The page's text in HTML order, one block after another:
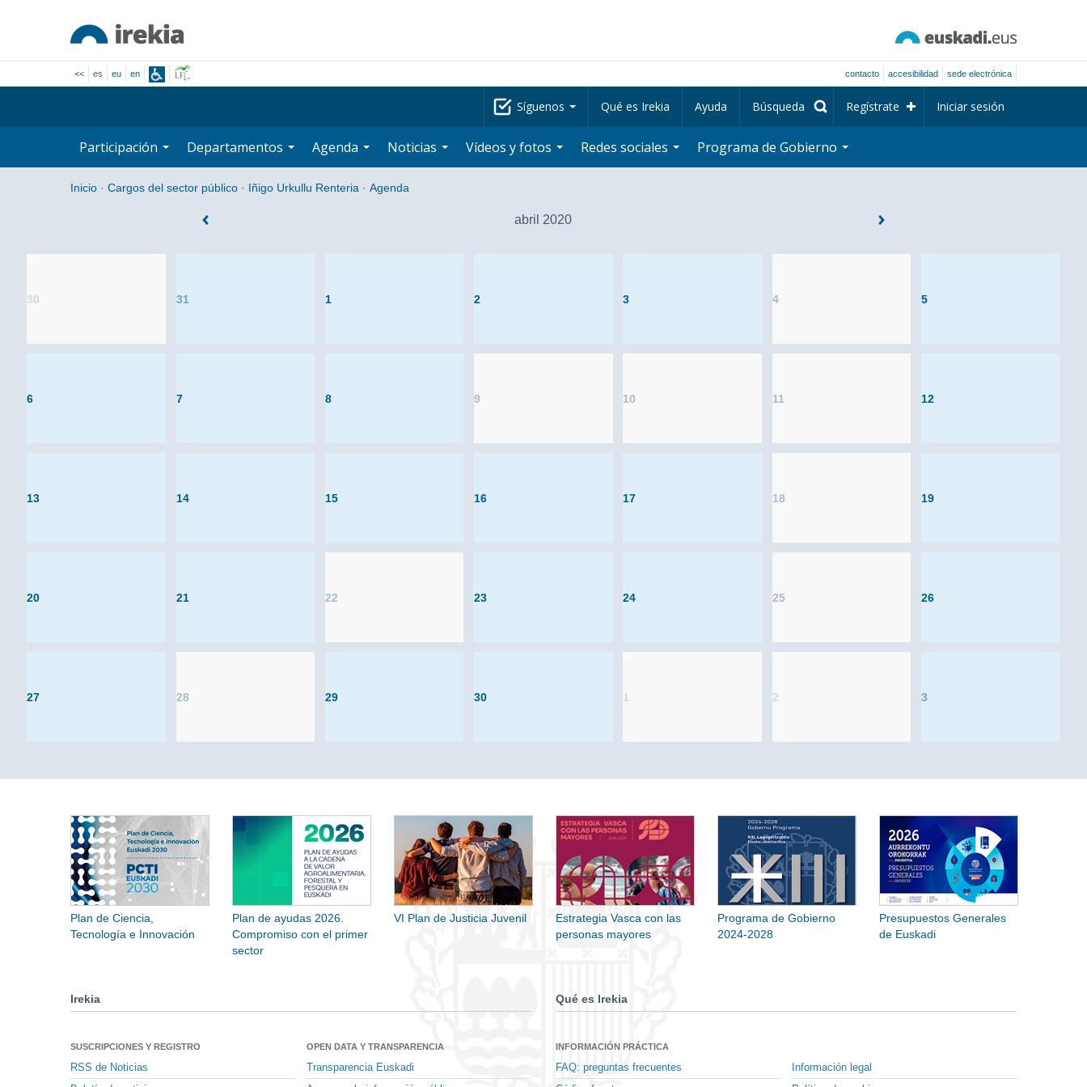
<< es eu en contacto accesibilidad sede electrónica
Síguenos Qué es Irekia Ayuda Búsqueda Regístrate Iniciar sesión
Participación Departamentos Agenda Noticias Vídeos y fotos Redes sociales Programa de Gobierno
Inicio · Cargos del sector público · Iñigo Urkullu Renteria · Agenda
abril 2020
30 31 1 2 3 4 5
6 7 8 9 10 11 12
13 14 15 16 17 18 19
20 21 22 23 24 25 26
27 28 29 30 1 2 3
Plan de Ciencia,
Tecnología e Innovación
Plan de ayudas 2026.
Compromiso con el primer
sector
VI Plan de Justicia Juvenil
Estrategia Vasca con las
personas mayores
Programa de Gobierno
2024-2028
Presupuestos Generales
de Euskadi
Irekia
SUSCRIPCIONES Y REGISTRO
RSS de Noticias
OPEN DATA Y TRANSPARENCIA
Transparencia Euskadi
Qué es Irekia
INFORMACIÓN PRÁCTICA
FAQ: preguntas frecuentes
Información legal